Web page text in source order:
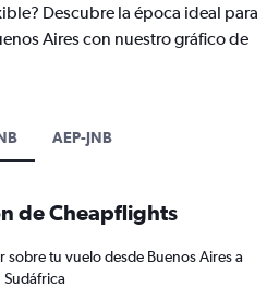
Descubre la época ideal para
Aires con nuestro gráfico de
AEP-JNB
de Cheapflights
sobre tu vuelo desde Buenos Aires a
Sudáfrica